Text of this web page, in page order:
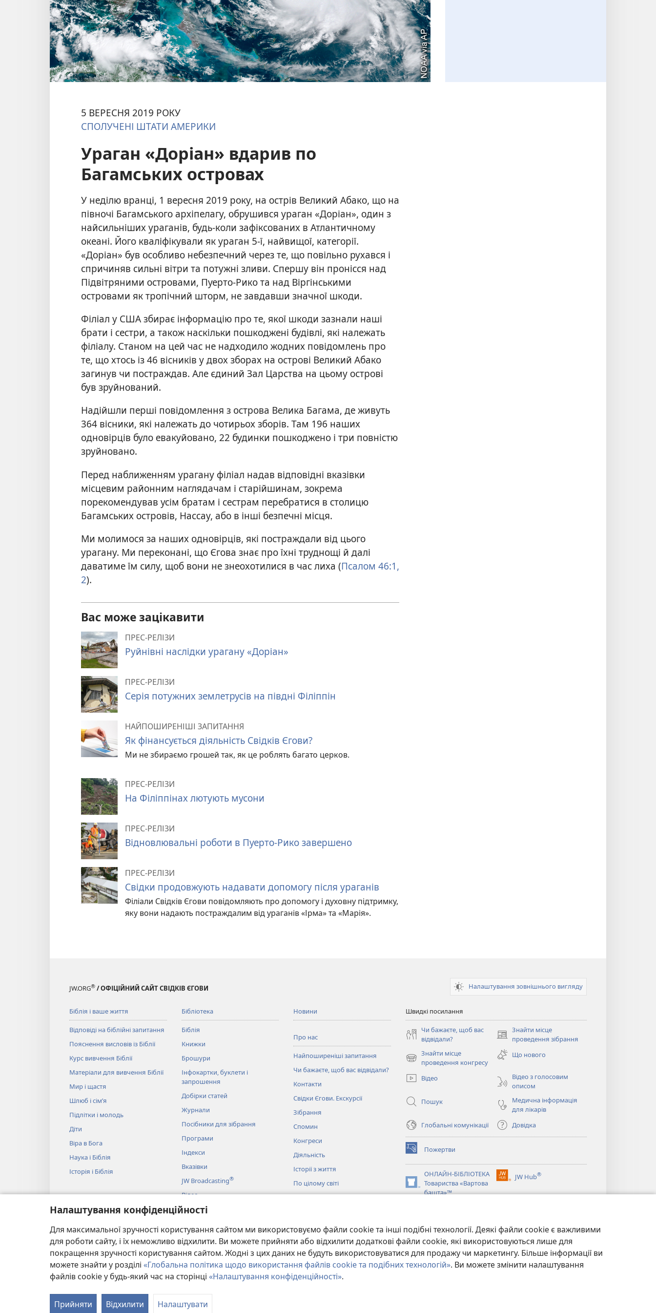
Налаштування конфіденційності
Для максимальної зручності користування сайтом ми використовуємо файли cookie та інші подібні технології. Деякі файли cookie є важливими
для роботи сайту, і їх неможливо відхилити. Ви можете прийняти або відхилити додаткові файли cookie, які використовуються лише для
покращення зручності користування сайтом. Жодні з цих даних не будуть використовуватися для продажу чи маркетингу. Більше інформації ви
можете знайти у розділі «Глобальна політика щодо використання файлів cookie та подібних технологій». Ви можете змінити налаштування
файлів cookie у будь-який час на сторінці «Налаштування конфіденційності».
Прийняти Відхилити Налаштувати
5 ВЕРЕСНЯ 2019 РОКУ
СПОЛУЧЕНІ ШТАТИ АМЕРИКИ
Ураган «Доріан» вдарив по
Багамських островах
У неділю вранці, 1 вересня 2019 року, на острів Великий Абако, що на
півночі Багамського архіпелагу, обрушився ураган «Доріан», один з
найсильніших ураганів, будь-коли зафіксованих в Атлантичному
океані. Його кваліфікували як ураган 5-ї, найвищої, категорії.
«Доріан» був особливо небезпечний через те, що повільно рухався і
спричиняв сильні вітри та потужні зливи. Спершу він пронісся над
Підвітряними островами, Пуерто-Рико та над Віргінськими
островами як тропічний шторм, не завдавши значної шкоди.
Філіал у США збирає інформацію про те, якої шкоди зазнали наші
брати і сестри, а також наскільки пошкоджені будівлі, які належать
філіалу. Станом на цей час не надходило жодних повідомлень про
те, що хтось із 46 вісників у двох зборах на острові Великий Абако
загинув чи постраждав. Але єдиний Зал Царства на цьому острові
був зруйнований.
Надійшли перші повідомлення з острова Велика Багама, де живуть
364 вісники, які належать до чотирьох зборів. Там 196 наших
одновірців було евакуйовано, 22 будинки пошкоджено і три повністю
зруйновано.
Перед наближенням урагану філіал надав відповідні вказівки
місцевим районним наглядачам і старійшинам, зокрема
порекомендував усім братам і сестрам перебратися в столицю
Багамських островів, Нассау, або в інші безпечні місця.
Ми молимося за наших одновірців, які постраждали від цього
урагану. Ми переконані, що Єгова знає про їхні труднощі й далі
даватиме їм силу, щоб вони не знеохотилися в час лиха (Псалом 46:1,
2).
Вас може зацікавити
ПРЕС-РЕЛІЗИ
Руйнівні наслідки урагану «Доріан»
ПРЕС-РЕЛІЗИ
Серія потужних землетрусів на півдні Філіппін
НАЙПОШИРЕНІШІ ЗАПИТАННЯ
Як фінансується діяльність Свідків Єгови?
Ми не збираємо грошей так, як це роблять багато церков.
ПРЕС-РЕЛІЗИ
На Філіппінах лютують мусони
ПРЕС-РЕЛІЗИ
Відновлювальні роботи в Пуерто-Рико завершено
ПРЕС-РЕЛІЗИ
Свідки продовжують надавати допомогу після ураганів
Філіали Свідків Єгови повідомляють про допомогу і духовну підтримку,
яку вони надають постраждалим від ураганів «Ірма» та «Марія».
JW.ORG® / ОФІЦІЙНИЙ САЙТ СВІДКІВ ЄГОВИ Налаштування зовнішнього вигляду
Біблія і ваше життя
Відповіді на біблійні запитання
Пояснення висловів із Біблії
Курс вивчення Біблії
Матеріали для вивчення Біблії
Мир і щастя
Шлюб і сім’я
Підлітки і молодь
Діти
Віра в Бога
Наука і Біблія
Історія і Біблія
Бібліотека
Біблія
Книжки
Брошури
Інфокартки, буклети і
запрошення
Добірки статей
Журнали
Посібники для зібрання
Програми
Індекси
Вказівки
JW Broadcasting®
Відео
Музика
Художнє читання Біблії
Новини
Про нас
Найпоширеніші запитання
Чи бажаєте, щоб вас відвідали?
Контакти
Свідки Єгови. Екскурсії
Зібрання
Спомин
Конгреси
Діяльність
Історії з життя
По цілому світі
Швидкі посилання
Чи бажаєте, щоб вас
відвідали?
Знайти місце
проведення зібрання
(відкривається
новому
Знайти місце
проведення конгресу
(відкривається
новому
Що нового
Відео
Відео з голосовим
описом
Пошук
Медична інформація
для лікарів
Глобальні комунікації
Довідка
Пожертви
(відкривається
у
новому
вікні)
ОНЛАЙН-БІБЛІОТЕКА
Товариства «Вартова
башта»™
(відкривається
у
JW Hub®
(відкривається
© 2026 Watch Tower Bible and Tract Society of Pennsylvania. УМОВИ ВИКОРИСТАННЯ